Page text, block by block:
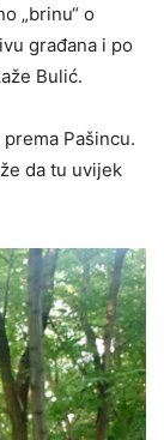
„brinu“ o
građana i po
Bulić.
Pašincu.
da tu uvijek